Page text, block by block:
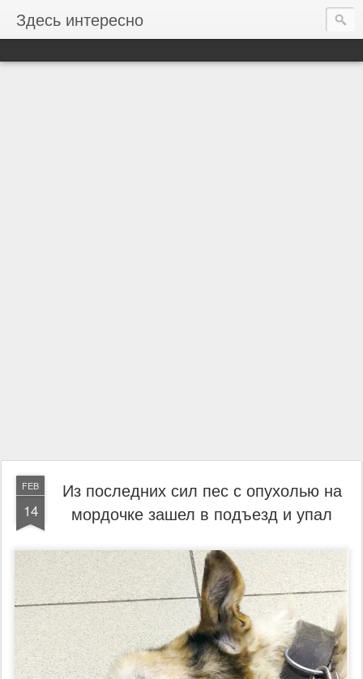
Здесь интересно
FEB
14
Из последних сил пес с опухолью на
мордочке зашел в подъезд и упал